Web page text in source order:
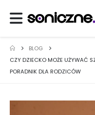
BLOG
CZY DZIECKO MOŻE UŻYWAĆ
PORADNIK DLA RODZICÓW